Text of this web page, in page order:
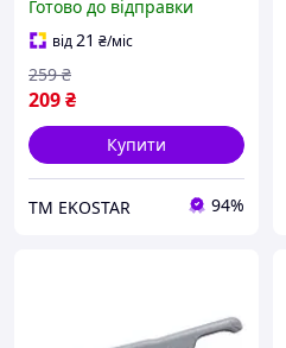
(75-2271) ЕКОБОКС
Готово до відправки
від21 ₴/міс
209₴
259 ₴
Купити
ТМ EKOSTAR 94%